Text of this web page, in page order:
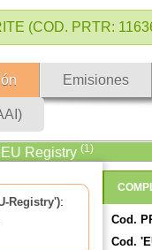
(COD. PRTR:
Emisiones
Registry (1)
Registry'):
Cod.
Cod.